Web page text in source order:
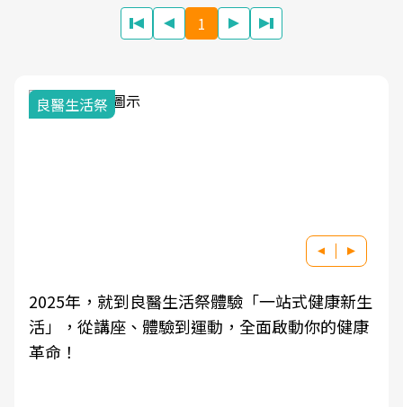
1
祭體驗「一站式健康新生
運動，全面啟動你的健康
良醫健康網從「換季的
學觀點與日常感受的對